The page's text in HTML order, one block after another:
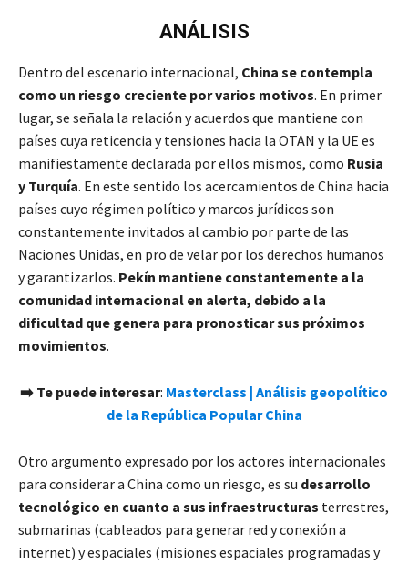
ANÁLISIS
Dentro del escenario internacional, China se contempla
como un riesgo creciente por varios motivos. En primer
lugar, se señala la relación y acuerdos que mantiene con
países cuya reticencia y tensiones hacia la OTAN y la UE es
manifiestamente declarada por ellos mismos, como Rusia
y Turquía. En este sentido los acercamientos de China hacia
países cuyo régimen político y marcos jurídicos son
constantemente invitados al cambio por parte de las
Naciones Unidas, en pro de velar por los derechos humanos
y garantizarlos. Pekín mantiene constantemente a la
comunidad internacional en alerta, debido a la
dificultad que genera para pronosticar sus próximos
movimientos.
➡️ Te puede interesar: Masterclass | Análisis geopolítico
de la República Popular China
Otro argumento expresado por los actores internacionales
para considerar a China como un riesgo, es su desarrollo
tecnológico en cuanto a sus infraestructuras terrestres,
submarinas (cableados para generar red y conexión a
internet) y espaciales (misiones espaciales programadas y